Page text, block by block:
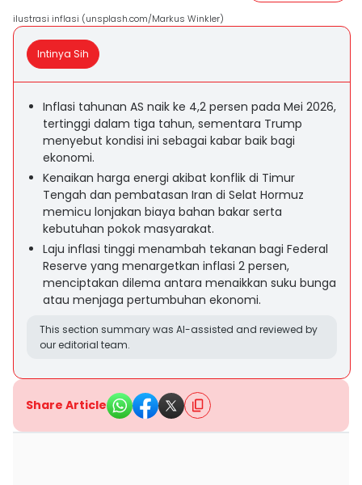
ilustrasi inflasi (unsplash.com/Markus Winkler)
Intinya Sih
Inflasi tahunan AS naik ke 4,2 persen pada Mei 2026,
tertinggi dalam tiga tahun, sementara Trump
menyebut kondisi ini sebagai kabar baik bagi
ekonomi.
Kenaikan harga energi akibat konflik di Timur
Tengah dan pembatasan Iran di Selat Hormuz
memicu lonjakan biaya bahan bakar serta
kebutuhan pokok masyarakat.
Laju inflasi tinggi menambah tekanan bagi Federal
Reserve yang menargetkan inflasi 2 persen,
menciptakan dilema antara menaikkan suku bunga
atau menjaga pertumbuhan ekonomi.
This section summary was AI-assisted and reviewed by
our editorial team.
Share Article